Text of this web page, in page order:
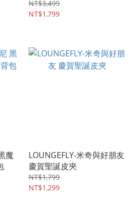
包
NT$3,499
NT$1,799
魔
LOUNGEFLY-米奇與好朋友
慶賀聖誕皮夾
NT$1,799
NT$1,299